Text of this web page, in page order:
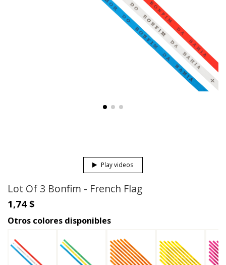
Play videos
Lot Of 3 Bonfim - French Flag
1,74 $
Otros colores disponibles